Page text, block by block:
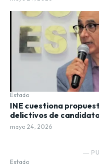
Estado
INE cuestiona
delictivos de
mayo 24, 2026
―
Estado